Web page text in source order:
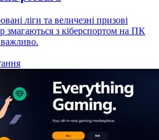
ліги та величезні призові
з кіберспортом на ПК